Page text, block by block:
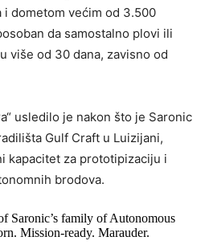
dometom većim od 3.500
da samostalno plovi ili
više od 30 dana, zavisno od
usledilo je nakon što je Saronic
Gulf Craft u Luizijani,
kapacitet za prototipizaciju i
brodova.
Saronic’s family of Autonomous
Mission-ready. Marauder.